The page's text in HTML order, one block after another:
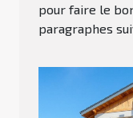
pour faire le
paragraphes